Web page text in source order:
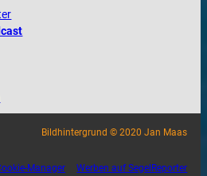
Bildhintergrund © 2020 Jan Maas
Manager Werben auf SegelReporter